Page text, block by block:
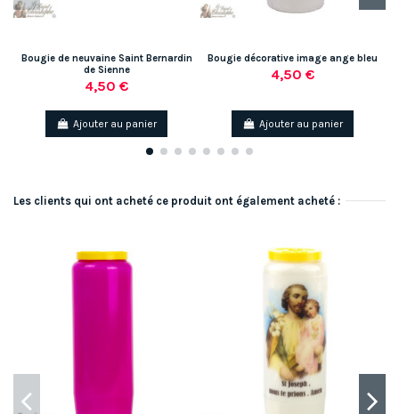
Bougie de neuvaine Saint Bernardin
de Sienne
4,50 €
Ajouter au panier
Bougie décorative image ange bleu
4,50 €
Ajouter au panier
Les clients qui ont acheté ce produit ont également acheté :